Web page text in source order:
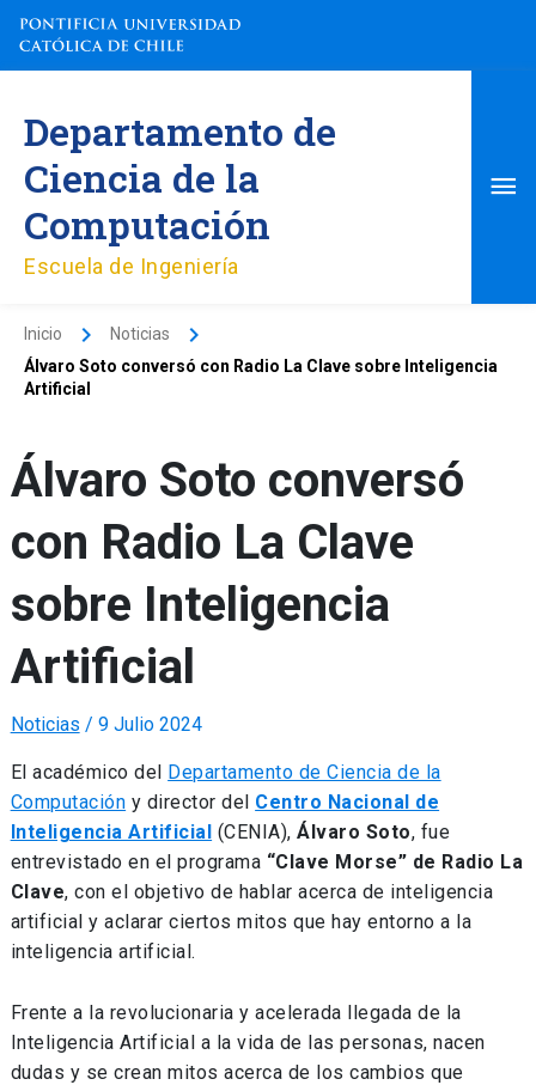
contenido
Departamento de
Ciencia de la
Computación
Escuela de Ingeniería
Inicio
Noticias
Álvaro Soto conversó con Radio La Clave sobre Inteligencia
Artificial
Álvaro Soto conversó
con Radio La Clave
sobre Inteligencia
Artificial
Noticias / 9 Julio 2024
El académico del Departamento de Ciencia de la
Computación y director del Centro Nacional de
Inteligencia Artificial (CENIA),Álvaro Soto, fue
entrevistado en el programa “Clave Morse” de Radio La
Clave, con el objetivo de hablar acerca de inteligencia
artificial y aclarar ciertos mitos que hay entorno a la
inteligencia artificial.
Frente a la revolucionaria y acelerada llegada de la
Inteligencia Artificial a la vida de las personas, nacen
dudas y se crean mitos acerca de los cambios que